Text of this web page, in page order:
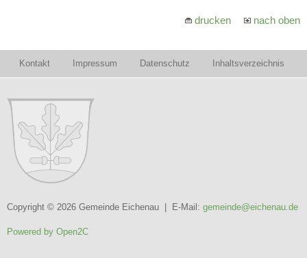
drucken nach oben
Kontakt Impressum Datenschutz Inhaltsverzeichnis
Copyright © 2026 Gemeinde Eichenau | E-Mail: gemeinde@eichenau.de
Powered by Open2C